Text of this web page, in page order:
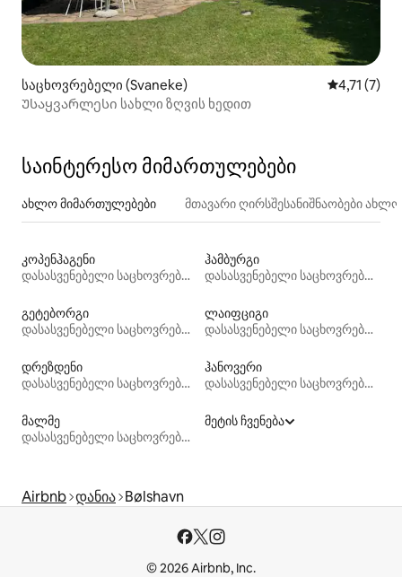
საცხოვრებელი (Svaneke) საშუალო
4,71 (7)
Უსაყვარლესი სახლი ზღვის ხედით
საინტერესო მიმართულებები
ახლო მიმართულებები მთავარი ღირსშესანიშნაობები
კოპენჰაგენი
დასასვენებელი საცხოვრებლები
ჰამბურგი
დასასვენებელი საცხოვრებლები
გეტებორგი
დასასვენებელი საცხოვრებლები
ლაიფციგი
დასასვენებელი საცხოვრებლები
დრეზდენი
დასასვენებელი საცხოვრებლები
ჰანოვერი
დასასვენებელი საცხოვრებლები
მალმე
დასასვენებელი საცხოვრებლები
მეტის ჩვენება
Airbnb დანია Bølshavn
© 2026 Airbnb, Inc.